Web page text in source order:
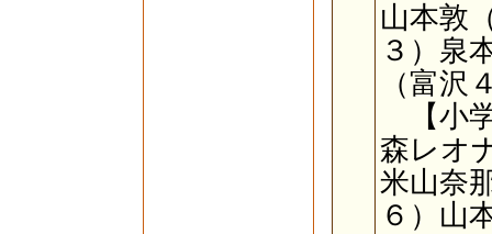
山本敦
３）泉
（富沢
【小
森レオ
米山奈
６）山